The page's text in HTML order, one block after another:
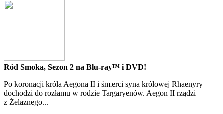
Ród Smoka, Sezon 2 na Blu-ray™ i DVD!
Po koronacji króla Aegona II i śmierci syna królowej Rhaenyry
dochodzi do rozłamu w rodzie Targaryenów. Aegon II rządzi
z Żelaznego...